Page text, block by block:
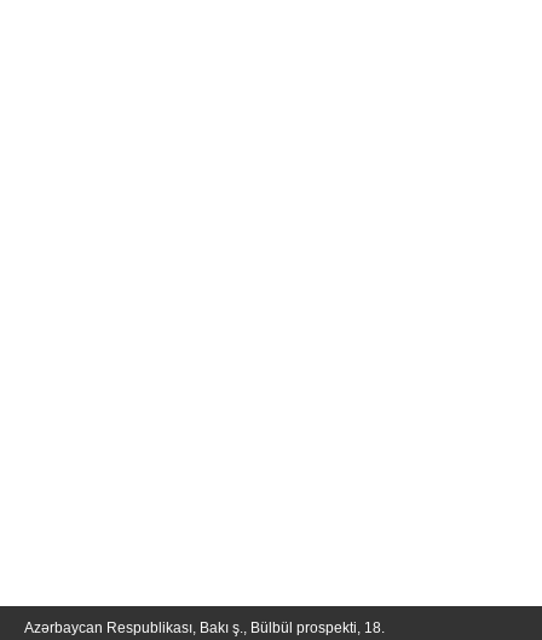
Azərbaycan Respublikası, Bakı ş., Bülbül prospekti, 18.